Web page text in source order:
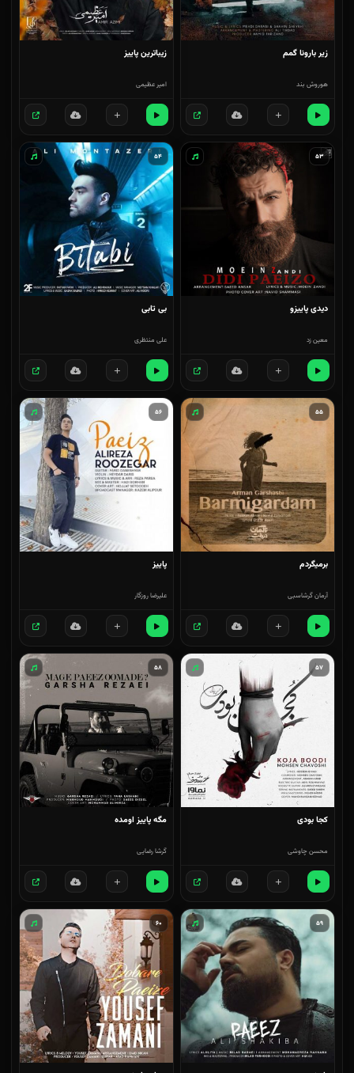
زیر بارونا گمم
هوروش بند
زیباترین پاییز
امیر عظیمی
۵۳
دیدی پاییزو
معین زد
۵۴
بی تابی
علی منتظری
۵۵
برمیگردم
آرمان گرشاسبی
۵۶
پاییز
علیرضا روزگار
۵۷
کجا بودی
محسن چاوشی
۵۸
مگه پاییز اومده
گرشا رضایی
۵۹ ۶۰